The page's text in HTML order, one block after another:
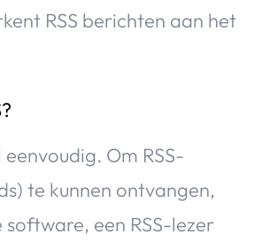
RSS berichten aan het
eenvoudig. Om RSS-
te kunnen ontvangen,
software, een RSS-lezer